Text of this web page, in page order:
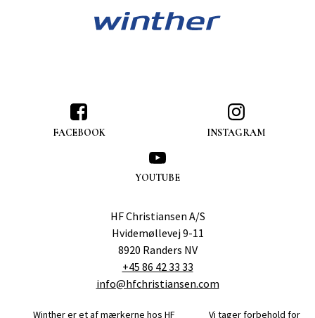
FACEBOOK INSTAGRAM
YOUTUBE
HF Christiansen A/S
Hvidemøllevej 9-11
8920 Randers NV
+45 86 42 33 33
info@hfchristiansen.com
Winther er et af mærkerne hosHF Vi tager forbehold for